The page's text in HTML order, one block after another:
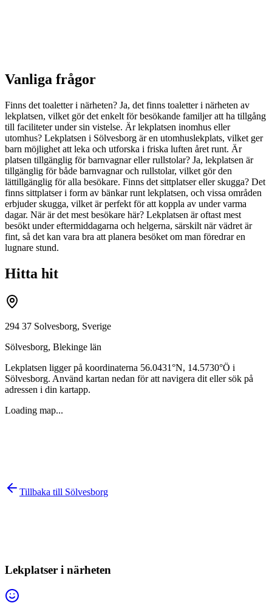
Vanliga frågor
Finns det toaletter i närheten? Ja, det finns toaletter i närheten av
lekplatsen, vilket gör det enkelt för besökande familjer att ha tillgång
till faciliteter under sin vistelse. Är lekplatsen inomhus eller
utomhus? Lekplatsen i Sölvesborg är en utomhuslekplats, vilket ger
barn möjlighet att leka och utforska i friska luften året runt. Är
platsen tillgänglig för barnvagnar eller rullstolar? Ja, lekplatsen är
tillgänglig för både barnvagnar och rullstolar, vilket gör den
lättillgänglig för alla besökare. Finns det sittplatser eller skugga? Det
finns sittplatser i form av bänkar runt lekplatsen, och vissa områden
erbjuder skugga, vilket är perfekt för att koppla av under varma
dagar. När är det mest besökare här? Lekplatsen är oftast mest
besökt under eftermiddagarna och helgerna, särskilt när vädret är
fint, så det kan vara bra att planera besöket om man föredrar en
lugnare stund.
Hitta hit
294 37 Solvesborg, Sverige
Sölvesborg, Blekinge län
Lekplatsen ligger på koordinaterna 56.0431°N, 14.5730°Ö i
Sölvesborg. Använd kartan nedan för att navigera dit eller sök på
adressen i din kartapp.
Loading map...
Tillbaka till Sölvesborg
Lekplatser i närheten